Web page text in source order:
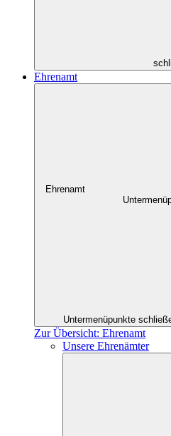
Ehrenamt
Ehrenamt
Untermenüpunkte
Zur Übersicht: Ehrenamt
Unsere Ehrenämter